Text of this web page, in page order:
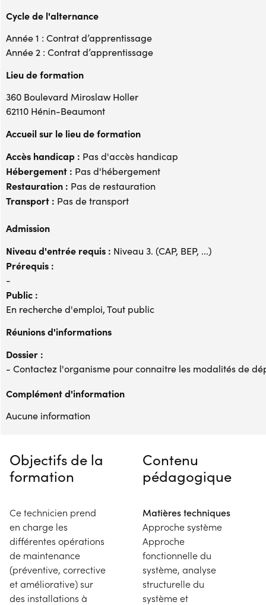
Cycle de l'alternance
Année 1 : Contrat d’apprentissage
Année 2 : Contrat d’apprentissage
Lieu de formation
360 Boulevard Miroslaw Holler
62110 Hénin-Beaumont
Accueil sur le lieu de formation
Accès handicap : Pas d'accès handicap
Hébergement : Pas d'hébergement
Restauration : Pas de restauration
Transport : Pas de transport
Admission
Niveau d'entrée requis : Niveau 3. (CAP, BEP, ...)
Prérequis :
-
Public :
En recherche d'emploi, Tout public
Réunions d'informations
Dossier :
- Contactez l'organisme pour connaitre les modalités de
Complément d'information
Aucune information
Objectifs de la
formation
Ce technicien prend
en charge les
différentes opérations
de maintenance
(préventive, corrective
et améliorative) sur
des installations à
Contenu
pédagogique
Matières techniques
Approche système
Approche
fonctionnelle du
système, analyse
structurelle du
système et